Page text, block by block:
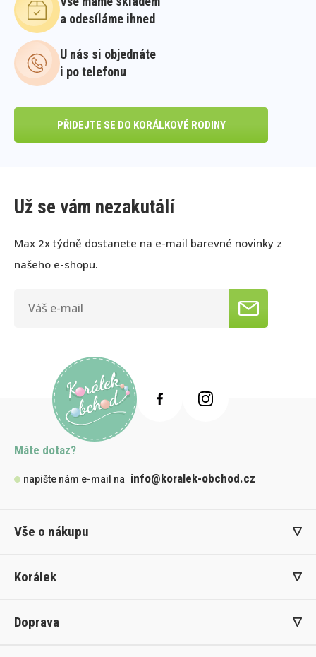
a odesíláme ihned
U nás si objednáte
i po telefonu
PŘIDEJTE SE DO KORÁLKOVÉ RODINY
Už se vám nezakutálí
Max 2x týdně dostanete na e-mail barevné novinky z
našeho e-shopu.
Máte dotaz?
napište nám e-mail na info@koralek-obchod.cz
Vše o nákupu
Korálek
Doprava